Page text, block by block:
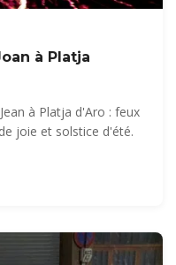
à Platja
à Platja d'Aro : feux
joie et solstice d'été.